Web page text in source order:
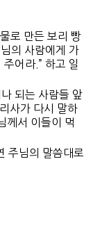
로 만든 보리 빵
의 사람에게 가
어라.” 하고 일
되는 사람들 앞
사가 다시 말하
께서 이들이 먹
주님의 말씀대로